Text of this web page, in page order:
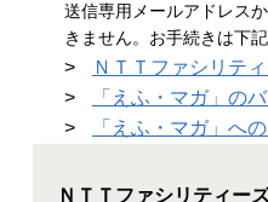
送信専用メールアドレス
きません。お手続きは下
>
ＮＴＴファシリテ
>
「えふ・マガ」の
>
「えふ・マガ」へ
ＮＴＴファシリティー